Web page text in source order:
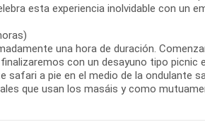
esta experiencia inolvidable con un
una hora de duración.
con un desayuno tipo picnic
safari a pie en el medio de la ondulante
que usan los masáis y como